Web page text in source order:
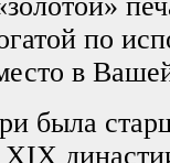
по
в
была
XIX